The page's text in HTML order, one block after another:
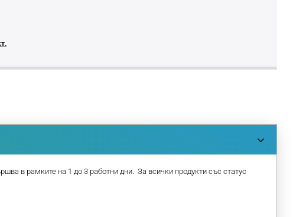
в рамките на 1 до 3 работни дни. За всички продукти със статус